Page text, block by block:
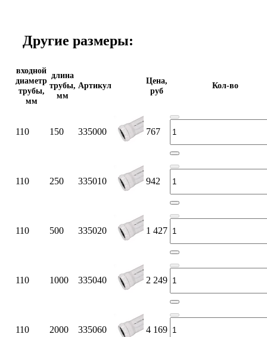
Другие размеры:
входной
диаметр
трубы,
мм
длина
трубы,
мм
Артикул
Цена,
руб
Кол-во
110 150 335000 767
110 250 335010 942
110 500 335020 1 427
110 1000 335040 2 249
110 2000 335060 4 169